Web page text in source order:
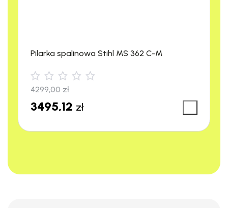
Pilarka spalinowa Stihl MS 362 C-M
4299,00zł
3495,12 zł